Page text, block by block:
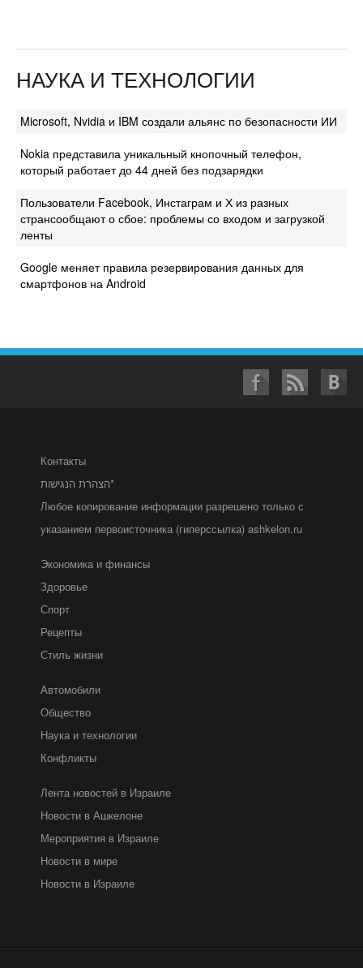
НАУКА И ТЕХНОЛОГИИ
Microsoft, Nvidia и IBM создали альянс по безопасности ИИ
Nokia представила уникальный кнопочный телефон,
который работает до 44 дней без подзарядки
Пользователи Facebook, Инстаграм и Х из разных
странсообщают о сбое: проблемы со входом и загрузкой
ленты
Google меняет правила резервирования данных для
смартфонов на Android
Контакты
הצהרת הנגישות*
Любое копирование информации разрешено только с
указанием первоисточника (гиперссылка) ashkelon.ru
Экономика и финансы
Здоровье
Спорт
Рецепты
Стиль жизни
Автомобили
Общество
Наука и технологии
Конфликты
Лента новостей в Израиле
Новости в Ашкелоне
Мероприятия в Израиле
Новости в мире
Новости в Израиле